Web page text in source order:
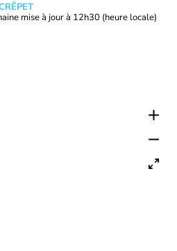
mise à jour à 12h30 (heure locale)